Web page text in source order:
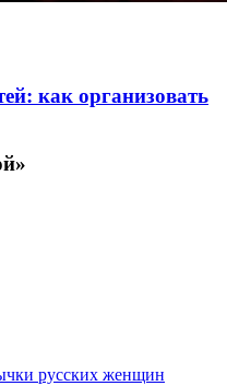
как организовать
русских женщин